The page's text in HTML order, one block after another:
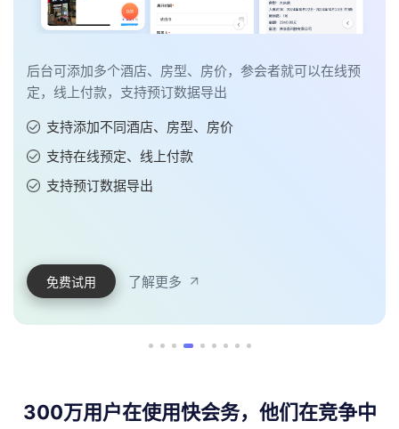
后台可添加多个酒店、房型、房价，参会者就可以在线预
定，线上付款，支持预订数据导出
支持添加不同酒店、房型、房价
支持在线预定、线上付款
支持预订数据导出
免费试用 了解更多
300万用户在使用快会务，他们在竞争中